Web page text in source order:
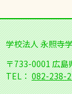
学校法人 永照寺
〒733-0001広島
TEL：082-238-